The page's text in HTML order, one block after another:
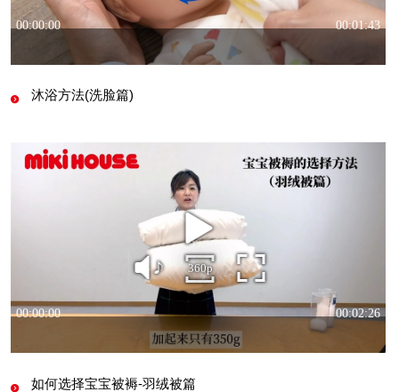
沐浴方法(洗脸篇)
如何选择宝宝被褥-羽绒被篇